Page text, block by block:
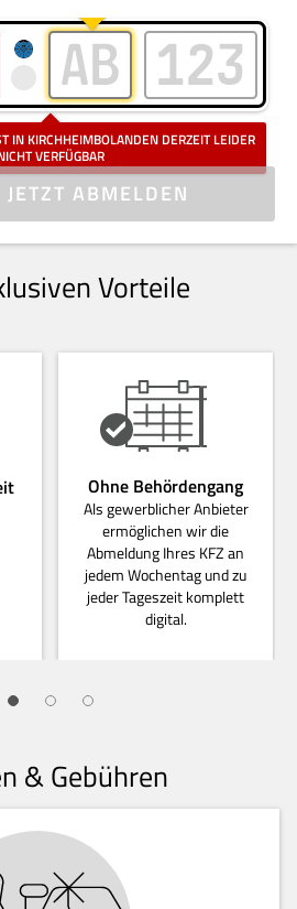
IN KIRCHHEIMBOLANDEN DERZEIT LEIDER
VERFÜGBAR
Elektro, Saison oder Oldtimer eingeben
JETZT ABMELDEN
Vorteile
Ohne Behördengang
Als gewerblicher Anbieter
ermöglichen wir die
Abmeldung Ihres KFZ an
jedem Wochentag und zu
jeder Tageszeit komplett
digital.
& Gebühren